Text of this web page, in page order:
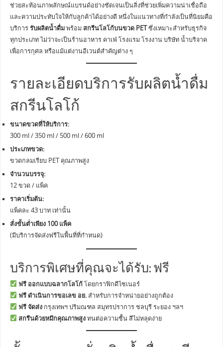
ช่วยสะท้อนภาพลักษณ์แบรนด์อย่างชัดเจนเป็นสิ่งที่ช่วยเพิ่มความน่าเชื่อถือ
และความประทับใจให้กับลูกค้าได้อย่างดี หนึ่งในแนวทางที่กำลังเป็นที่นิยมคือ
บริการรับผลิตน้ำดื่มพร้อม สกรีนโลโก้บนขวด PETซึ่งเหมาะสำหรับธุรกิจ
ทุกประเภท ไม่ว่าจะเป็นร้านอาหาร คาเฟ่ โรงแรม โรงงาน บริษัท น้ำบริจาค
เพื่อการกุศล หรือแม้แต่งานอีเวนต์สำคัญต่าง ๆ
รายละเอียดบริการรับผลิตน้ำดื่ม
สกรีนโลโก้
ขนาดขวดที่ให้บริการ:
300 ml / 350 ml / 500 ml / 600 ml
ประเภทขวด:
ขวดกลมเรียบ PET คุณภาพสูง
จำนวนบรรจุ:
12 ขวด / แพ็ค
ราคาเริ่มต้น:
แพ็คละ 43 บาท เท่านั้น
สั่งขั้นต่ำเพียง 100 แพ็ค
(มีบริการจัดส่งฟรีในพื้นที่ที่กำหนด)
บริการพิเศษที่คุณจะได้รับ: ฟรี
ฟรี ออกแบบฉลากโลโก้โดยกราฟิกดีไซเนอร์
ฟรี ดำเนินการขอเลข อย.สำหรับการจำหน่ายอย่างถูกต้อง
ฟรี จัดส่ง กรุงเทพฯ ปริมณฑล สมุทรปราการ ชลบุรี ระยอง ฯลฯ
สกรีนด้วยหมึกคุณภาพสูงทนต่อความชื้น สีไม่หลุดง่าย